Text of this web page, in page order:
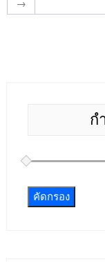
→
ก
คัดกรอง